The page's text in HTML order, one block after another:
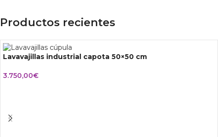
Productos recientes
Lavavajillas industrial capota 50×50 cm
3.750,00€